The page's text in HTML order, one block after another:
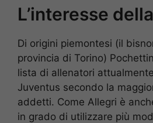
L’interesse
Di origini piemontesi (il
provincia di Torino)
lista di allenatori
Juventus secondo la
addetti. Come Allegri è
in grado di utilizzare più